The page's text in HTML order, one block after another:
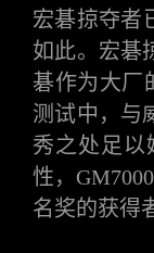
Biwin
宏碁掠夺者
如此。宏碁
碁作为大厂
测试中，与
秀之处足以
性，
名奖的获得